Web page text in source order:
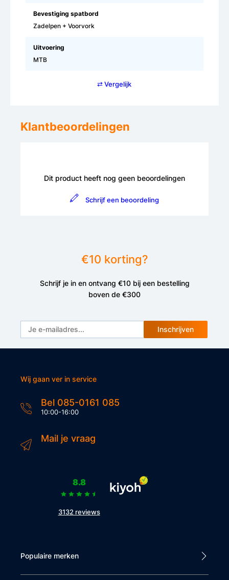
Bevestiging spatbord
Zadelpen + Voorvork
Uitvoering
MTB
⇄ Vergelijk
Klantbeoordelingen
Dit product heeft nog geen beoordelingen
Schrijf een beoordeling
€10 korting?
Schrijf je in en ontvang €10 bij een bestelling
boven de €300
Inschrijven
Wij gaan ver in service
Bel 085-0161 085
10:00-16:00
Mail je vraag
8.8
3132 reviews
Populaire merken